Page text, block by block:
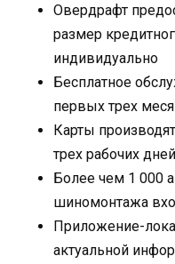
Овердрафт
размер
индивидуально
Бесплатное
первых трех
Карты
трех рабочих дней
Более чем 1 000
шиномонтажа
Приложение-
актуальной